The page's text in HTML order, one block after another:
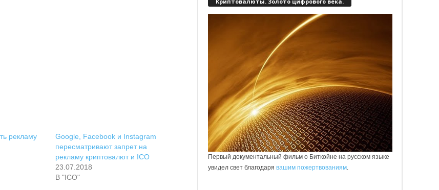
рекламу
Google, Facebook и Instagram
пересматривают запрет на
рекламу криптовалют и ICO
23.07.2018
В "ICO"
Первый документальный фильм о Биткойне на русском языке
увидел свет благодарявашим пожертвованиям.